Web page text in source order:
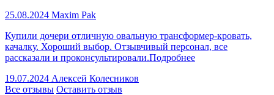
25.08.2024 Maxim Pak
Купили дочери отличную овальную трансформер-кровать,
качалку. Хороший выбор. Отзывчивый персонал, все
рассказали и проконсультировали.Подробнее
19.07.2024 Алексей Колесников
Все отзывы Оставить отзыв